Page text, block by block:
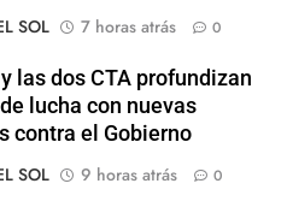
SOL
7 horas atrás 0
y las dos CTA profundizan
lucha con nuevas
contra el Gobierno
SOL
9 horas atrás 0